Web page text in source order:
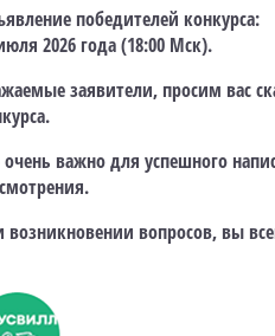
победителей конкурса:
2026 года (18:00 Мск).
заявители, просим вас
очень важно для успешного
возникновении вопросов, вы